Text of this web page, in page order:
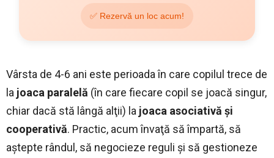
✅ Rezervă un loc acum!
Vârsta de 4-6 ani este perioada în care copilul trece de
la joaca paralelă (în care fiecare copil se joacă singur,
chiar dacă stă lângă alţii) la joaca asociativă şi
cooperativă. Practic, acum învaţă să împartă, să
aştepte rândul, să negocieze reguli şi să gestioneze